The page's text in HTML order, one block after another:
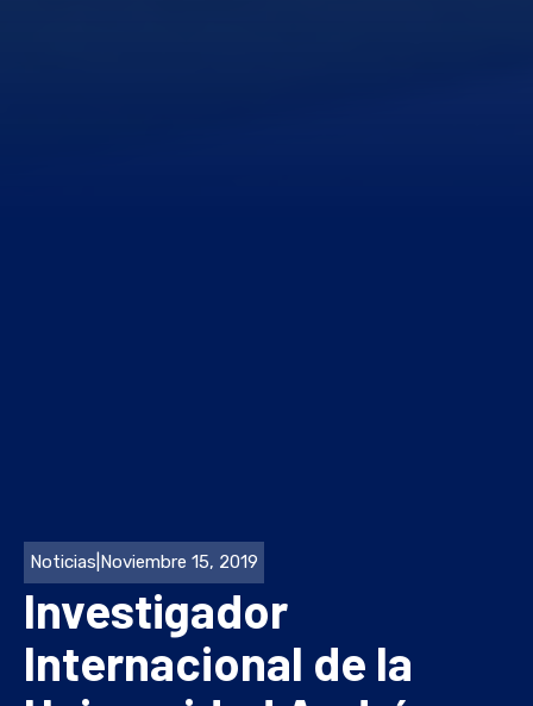
Noticias Noviembre 15, 2019
Investigador
Internacional de la